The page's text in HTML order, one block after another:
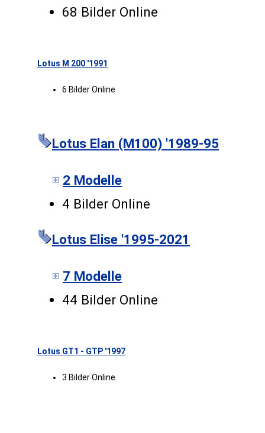
68 Bilder Online
Lotus M 200 '1991
6 Bilder Online
Lotus Elan (M100) '1989-95
2 Modelle
4 Bilder Online
Lotus Elise '1995-2021
7 Modelle
44 Bilder Online
Lotus GT1 - GTP '1997
3 Bilder Online